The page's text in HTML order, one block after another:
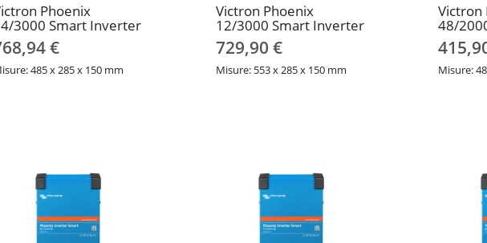
Phoenix
3000 Smart Inverter
€
485 x 285 x 150 mm
Victron Phoenix
12/3000 Smart Inverter
729,90 €
Misure: 553 x 285 x 150 mm
Victron
48/
Misure: